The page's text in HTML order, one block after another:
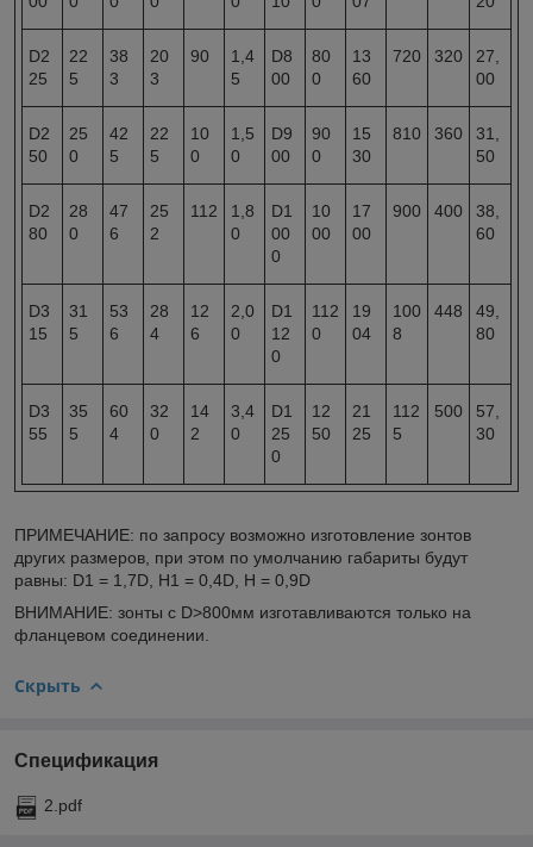
D2
25
22
5
38
3
20
3
90
1,4
5
D8
00
80
0
13
60
720 320
27,
00
D2
50
25
0
42
5
22
5
10
0
1,5
0
D9
00
90
0
15
30
810 360
31,
50
D2
80
28
0
47
6
25
2
112
1,8
0
D1
00
0
10
00
17
00
900 400
38,
60
D3
15
31
5
53
6
28
4
12
6
2,0
0
D1
12
0
112
0
19
04
100
8
448
49,
80
D3
55
35
5
60
4
32
0
14
2
3,4
0
D1
25
0
12
50
21
25
112
5
500
57,
30
ПРИМЕЧАНИЕ: по запросу возможно изготовление зонтов
других размеров, при этом по умолчанию габариты будут
равны: D1 = 1,7D, H1 = 0,4D, H = 0,9D
ВНИМАНИЕ: зонты с D>800мм изготавливаются только на
фланцевом соединении.
Скрыть
Спецификация
2.pdf